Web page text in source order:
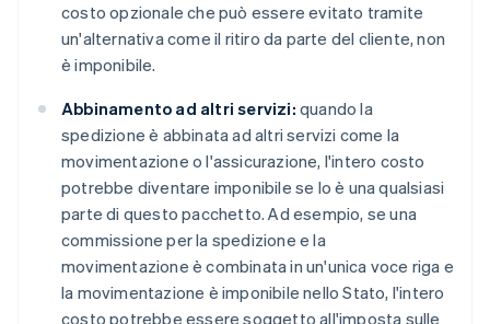
costo opzionale che può essere evitato tramite
un'alternativa come il ritiro da parte del cliente, non
è imponibile.
Abbinamento ad altri servizi: quando la
spedizione è abbinata ad altri servizi come la
movimentazione o l'assicurazione, l'intero costo
potrebbe diventare imponibile se lo è una qualsiasi
parte di questo pacchetto. Ad esempio, se una
commissione per la spedizione e la
movimentazione è combinata in un'unica voce riga e
la movimentazione è imponibile nello Stato, l'intero
costo potrebbe essere soggetto all'imposta sulle